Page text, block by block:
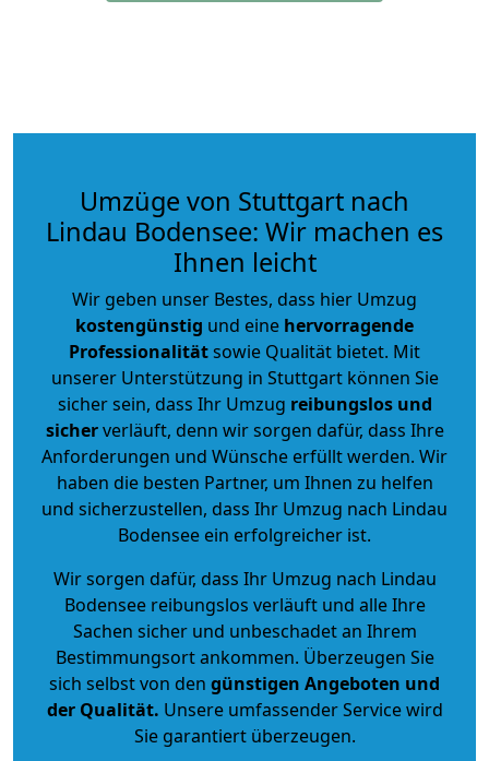
Umzüge von Stuttgart nach
Lindau Bodensee: Wir machen es
Ihnen leicht
Wir geben unser Bestes, dass hier Umzug
kostengünstig und eine hervorragende
Professionalitätsowie Qualität bietet. Mit
unserer Unterstützung in Stuttgart können Sie
sicher sein, dass Ihr Umzug reibungslos und
sicherverläuft, denn wir sorgen dafür, dass Ihre
Anforderungen und Wünsche erfüllt werden. Wir
haben die besten Partner, um Ihnen zu helfen
und sicherzustellen, dass Ihr Umzug nach Lindau
Bodensee ein erfolgreicher ist.
Wir sorgen dafür, dass Ihr Umzug nach Lindau
Bodensee reibungslos verläuft und alle Ihre
Sachen sicher und unbeschadet an Ihrem
Bestimmungsort ankommen. Überzeugen Sie
sich selbst von den günstigen Angeboten und
der Qualität. Unsere umfassender Service wird
Sie garantiert überzeugen.